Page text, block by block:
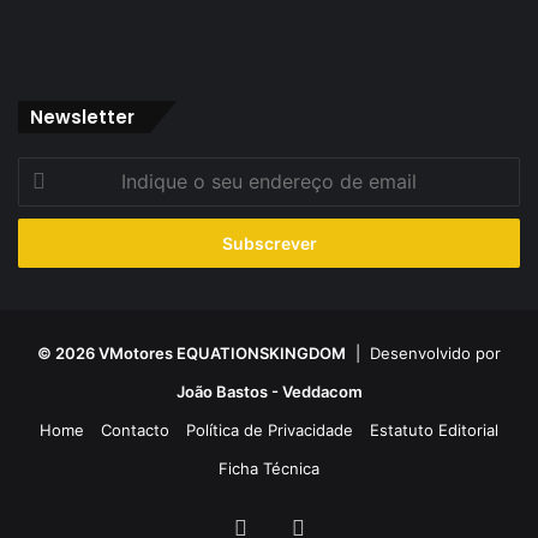
Newsletter
seu
de
© 2026 VMotores EQUATIONSKINGDOM | Desenvolvido por
João Bastos - Veddacom
Home
Contacto Política de Privacidade
Estatuto Editorial
Ficha Técnica
Facebook